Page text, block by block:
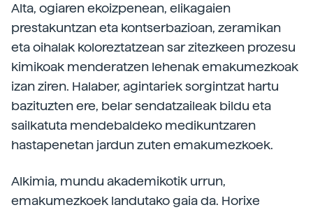
Alta, ogiaren ekoizpenean, elikagaien
prestakuntzan eta kontserbazioan, zeramikan
eta oihalak koloreztatzean sar zitezkeen prozesu
kimikoak menderatzen lehenak emakumezkoak
izan ziren. Halaber, agintariek sorgintzat hartu
bazituzten ere, belar sendatzaileak bildu eta
sailkatuta mendebaldeko medikuntzaren
hastapenetan jardun zuten emakumezkoek.
Alkimia, mundu akademikotik urrun,
emakumezkoek landutako gaia da. Horixe